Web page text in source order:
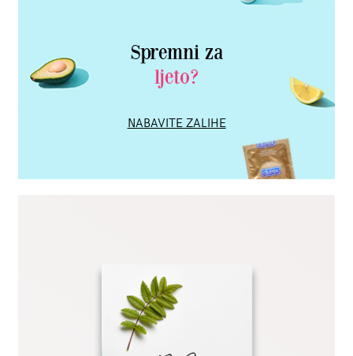
Spremni za
ljeto?
NABAVITE ZALIHE